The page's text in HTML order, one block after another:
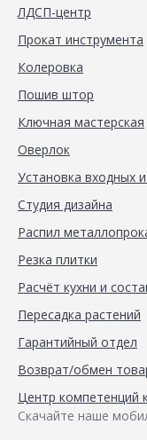
ЛДСП-центр
Прокат инструмента
Колеровка
Пошив штор
Ключная мастерская
Оверлок
Установка входных
Студия дизайна
Распил
Резка плитки
Расчёт кухни и
Пересадка растений
Гарантийный отдел
Возврат/обмен
Центр компетенций
Скачайте наше